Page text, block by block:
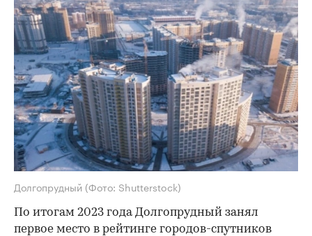
Долгопрудный (Фото: Shutterstock)
По итогам 2023 года Долгопрудный занял
первое место в рейтинге городов-спутников